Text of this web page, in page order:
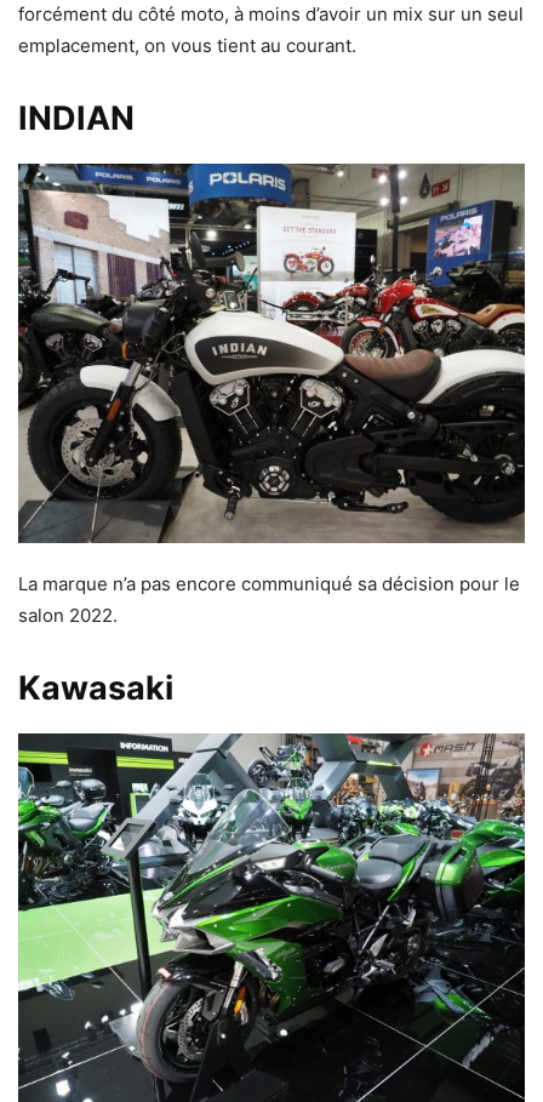
forcément du côté moto, à moins d’avoir un mix sur un seul
emplacement, on vous tient au courant.
INDIAN
La marque n’a pas encore communiqué sa décision pour le
salon 2022.
Kawasaki